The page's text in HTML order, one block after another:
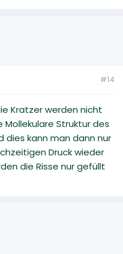
#14
Kratzer werden nicht
Struktur des
dies kann man dann nur
Druck wieder
die Risse nur gefüllt